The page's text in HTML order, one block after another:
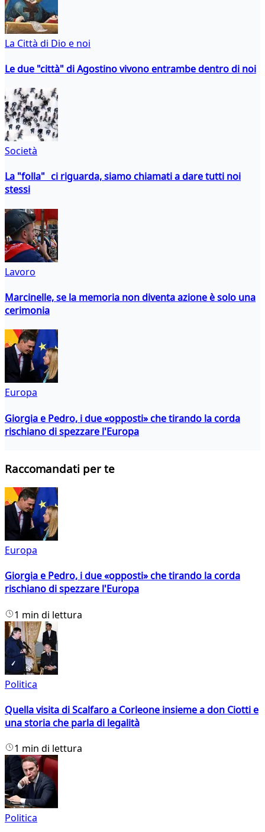
La Città di Dio e noi
Le due "città" di Agostino vivono entrambe dentro di noi
Società
La "folla" ci riguarda, siamo chiamati a dare tutti noi
stessi
Lavoro
Marcinelle, se la memoria non diventa azione è solo una
cerimonia
Europa
Giorgia e Pedro, i due «opposti» che tirando la corda
rischiano di spezzare l'Europa
Raccomandati per te
Europa
Giorgia e Pedro, i due «opposti» che tirando la corda
rischiano di spezzare l'Europa
1 min di lettura
Politica
Quella visita di Scalfaro a Corleone insieme a don Ciotti e
una storia che parla di legalità
1 min di lettura
Politica